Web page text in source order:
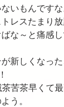
いもんです
レスたまり放
な～と痛感し
新しくなった
苦茶早くて最
う。